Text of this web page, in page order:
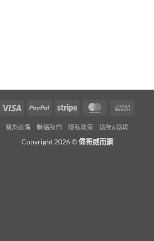
Visa PayPal Stripe MasterCard
關於必購 聯絡我們 隱私政策 退款&退貨
Copyright 2026 ©偉哥威而鋼